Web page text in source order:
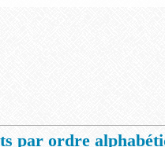
par ordre